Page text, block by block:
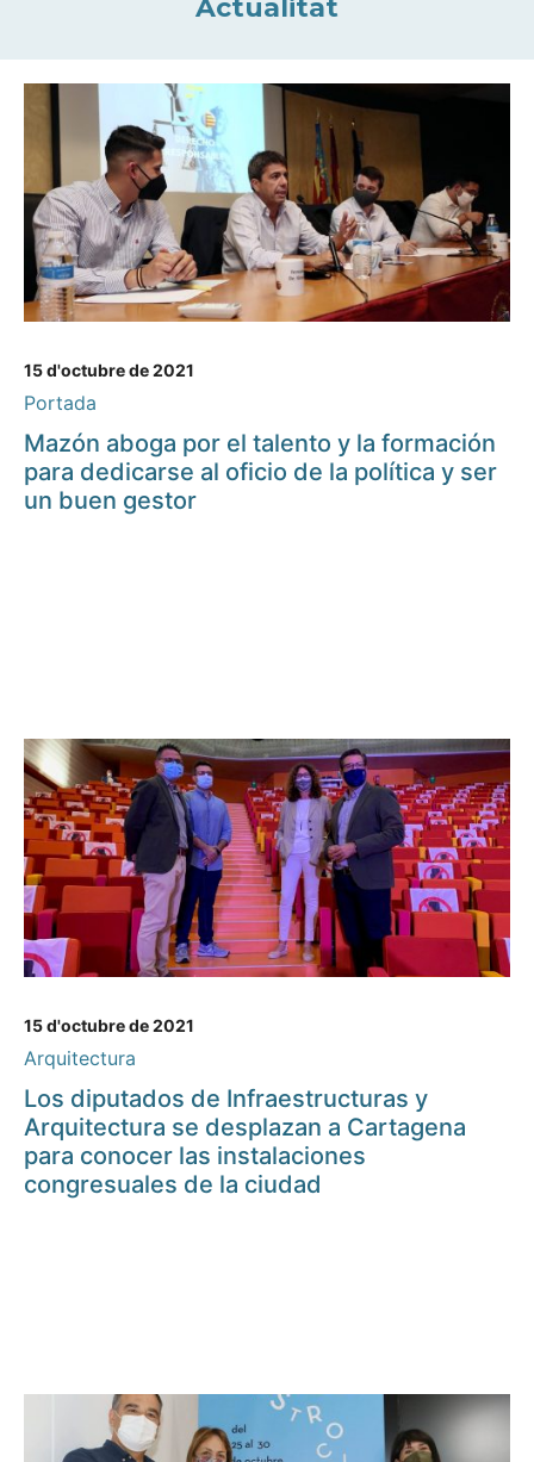
Actualitat
15 d'octubre de 2021
Portada
Mazón aboga por el talento y la formación
para dedicarse al oficio de la política y ser
un buen gestor
15 d'octubre de 2021
Arquitectura
Los diputados de Infraestructuras y
Arquitectura se desplazan a Cartagena
para conocer las instalaciones
congresuales de la ciudad